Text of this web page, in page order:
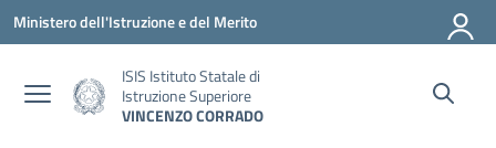
Vai ai contenuti
Vai al menu di navigazione
Vai al footer
Ministero dell'Istruzione e del Merito
ISIS Istituto Statale di
Istruzione Superiore
VINCENZO CORRADO